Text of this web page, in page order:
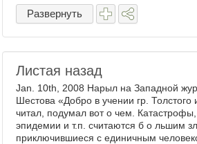
Развернуть
Листая назад
Jan. 10th, 2008 Нарыл на Западной
Шестова «Добро в учении гр.
читал, подумал вот о чем. Катастрофы,
эпидемии и т.п. считаются б о льшим
приключившиеся с единичным